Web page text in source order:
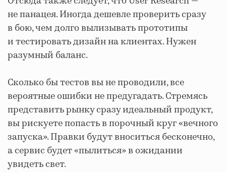
не панацея. Иногда дешевле проверить сразу
в бою, чем долго вылизывать прототипы
и тестировать дизайн на клиентах. Нужен
разумный баланс.
Сколько бы тестов вы не проводили, все
вероятные ошибки не предугадать. Стремясь
представить рынку сразу идеальный продукт,
вы рискуете попасть в порочный круг «вечного
запуска». Правки будут вноситься бесконечно,
а сервис будет «пылиться» в ожидании
увидеть свет.